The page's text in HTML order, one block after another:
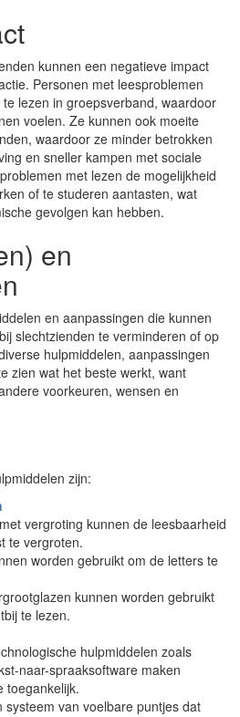
kunnen een negatieve impact
Personen met leesproblemen
lezen in groepsverband, waardoor
voelen. Ze kunnen ook moeite
waardoor ze minder betrokken
en sneller kampen met sociale
met lezen de mogelijkheid
of te studeren aantasten, wat
gevolgen kan hebben.
en
en aanpassingen die kunnen
slechtzienden te verminderen of op
hulpmiddelen, aanpassingen
zien wat het beste werkt, want
voorkeuren, wensen en
zijn:
vergroting kunnen de leesbaarheid
te vergroten.
worden gebruikt om de letters te
kunnen worden gebruikt
te lezen.
hulpmiddelen zoals
naar-spraaksoftware maken
toegankelijk.
systeem van voelbare puntjes dat